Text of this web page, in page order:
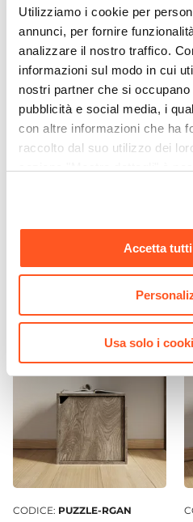
Utilizziamo i cookie per
annunci, per fornire
analizzare il nostro traffico.
informazioni sul modo in cui
nostri partner che si
pubblicità e social media, i
con altre informazioni che ha
raccolto dal suo utilizzo dei
momento. Per maggiori
Accetta
Usa solo i
Materiale Seduta
Tessuto scamosciato
Materiale Imbottitura
Schiuma poliuretanica
Materiale Basamento
Metallo
Altezza Braccioli
Altezza Seduta Minima
Altezza Massima
115 cm
Portata Massima
120 Kg
Braccioli
Si
Ruote
Si
temperato - Metropolis
CODICE: PUZZLE-RGAN